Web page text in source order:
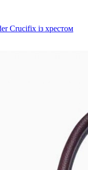
Crucifix із хрестом